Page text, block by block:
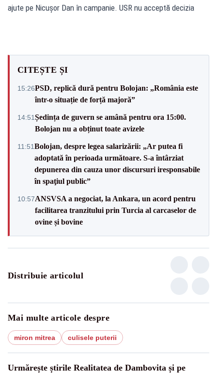
ajute pe Nicușor Dan în campanie. USR nu acceptă decizia
CITEȘTE ȘI
15:26PSD, replică dură pentru Bolojan: „România este
într-o situație de forță majoră”
14:51Ședința de guvern se amână pentru ora 15:00.
Bolojan nu a obținut toate avizele
11:51Bolojan, despre legea salarizării: „Ar putea fi
adoptată în perioada următoare. S-a întârziat
depunerea din cauza unor discursuri iresponsabile
în spaţiul public”
10:57ANSVSA a negociat, la Ankara, un acord pentru
facilitarea tranzitului prin Turcia al carcaselor de
ovine și bovine
Distribuie articolul
Mai multe articole despre
miron mitrea culisele puterii
Urmărește știrile Realitatea de Dambovita și pe